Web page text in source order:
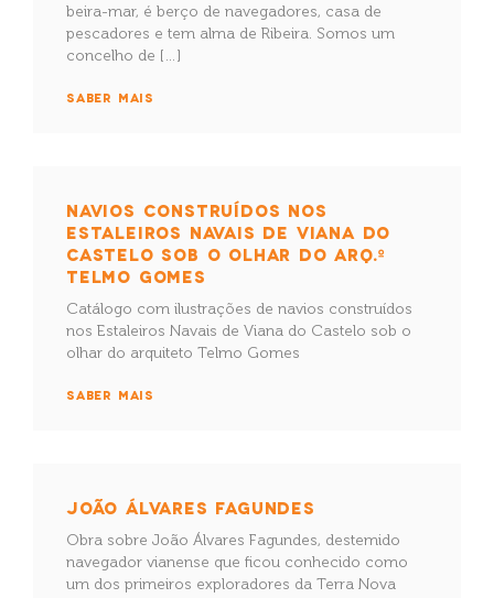
beira-mar, é berço de navegadores, casa de
pescadores e tem alma de Ribeira. Somos um
concelho de […]
SABER MAIS
NAVIOS CONSTRUÍDOS NOS
ESTALEIROS NAVAIS DE VIANA DO
CASTELO SOB O OLHAR DO ARQ.º
TELMO GOMES
Catálogo com ilustrações de navios construídos
nos Estaleiros Navais de Viana do Castelo sob o
olhar do arquiteto Telmo Gomes
SABER MAIS
JOÃO ÁLVARES FAGUNDES
Obra sobre João Álvares Fagundes, destemido
navegador vianense que ficou conhecido como
um dos primeiros exploradores da Terra Nova